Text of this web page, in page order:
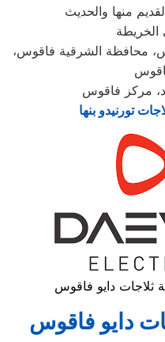
الخريطة
محافظة الشرقية فاقوس،
مركز فاقوس
تورنيدو بنها
ثلاجات دايو فاقوس
دايو فاقوس